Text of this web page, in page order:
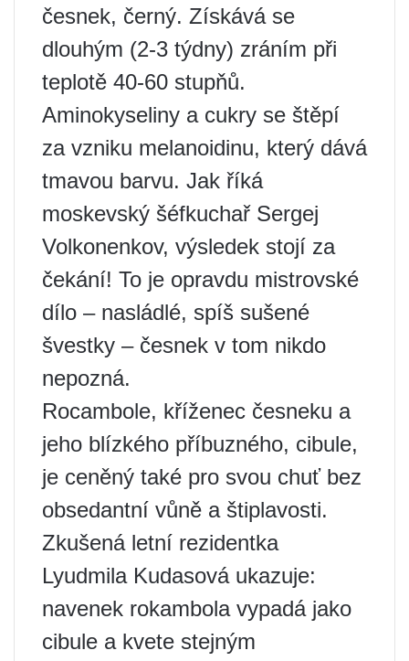
česnek, černý. Získává se
dlouhým (2-3 týdny) zráním při
teplotě 40-60 stupňů.
Aminokyseliny a cukry se štěpí
za vzniku melanoidinu, který dává
tmavou barvu. Jak říká
moskevský šéfkuchař Sergej
Volkonenkov, výsledek stojí za
čekání! To je opravdu mistrovské
dílo – nasládlé, spíš sušené
švestky – česnek v tom nikdo
nepozná.
Rocambole, kříženec česneku a
jeho blízkého příbuzného, ​​cibule,
je ceněný také pro svou chuť bez
obsedantní vůně a štiplavosti.
Zkušená letní rezidentka
Lyudmila Kudasová ukazuje:
navenek rokambola vypadá jako
cibule a kvete stejným